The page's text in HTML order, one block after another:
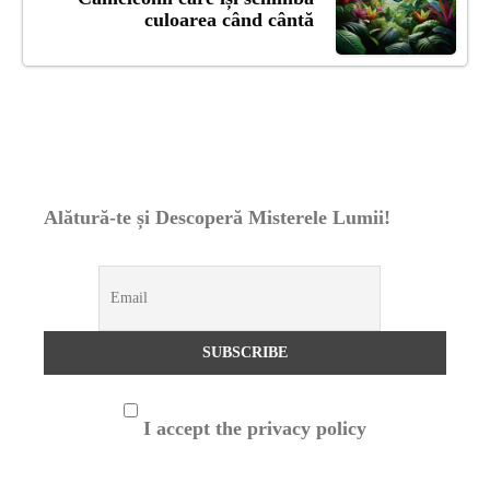
culoarea când cântă
Alătură-te și Descoperă Misterele Lumii!
I accept the privacy policy